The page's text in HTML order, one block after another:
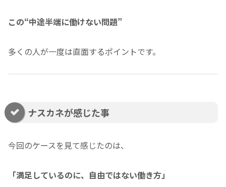
この“中途半端に働けない問題”
多くの人が一度は直面するポイントです。
ナスカネが感じた事
今回のケースを見て感じたのは、
「満足しているのに、自由ではない働き方」